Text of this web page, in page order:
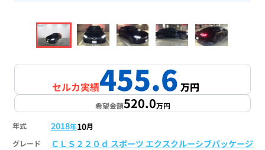
1/18
セルカ実績455.6万円
希望金額520.0万円
年式 2018年10月
グレード
ＣＬＳ２２０ｄ スポーツ エクスクルーシブパッケージ